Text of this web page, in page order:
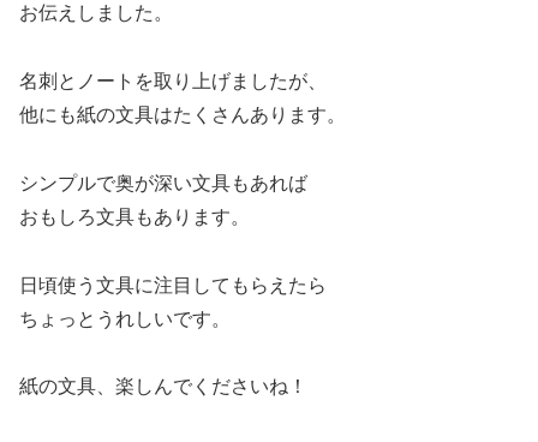
お伝えしました。
名刺とノートを取り上げましたが、
他にも紙の文具はたくさんあります。
シンプルで奥が深い文具もあれば
おもしろ文具もあります。
日頃使う文具に注目してもらえたら
ちょっとうれしいです。
紙の文具、楽しんでくださいね！